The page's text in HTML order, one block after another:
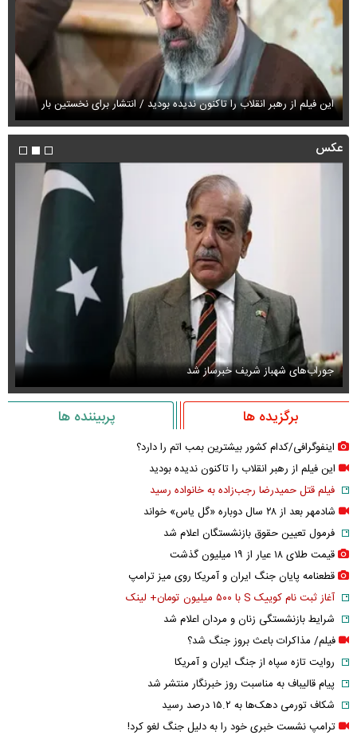
این فیلم از رهبر انقلاب را تاکنون ندیده بودید / انتشار برای نخستین بار
عکس
جوراب‌های شهباز شریف خبرساز شد
برگزیده ها پربیننده ها
اینفوگرافی/کدام کشور بیشترین بمب اتم را دارد؟
این فیلم از رهبر انقلاب را تاکنون ندیده بودید
فیلم قتل حمیدرضا رجب‌زاده به خانواده رسید
شادمهر بعد از ۲۸ سال دوباره «گل یاس» خواند
فرمول تعیین حقوق بازنشستگان اعلام شد
قیمت طلای ۱۸ عیار از ۱۹ میلیون گذشت
قطعنامه پایان جنگ ایران و آمریکا روی میز ترامپ
آغاز ثبت نام کوییک S با ۵۰۰ میلیون تومان+ لینک
شرایط بازنشستگی زنان و مردان اعلام شد
فیلم/ مذاکرات باعث بروز جنگ شد؟
روایت تازه سپاه از جنگ ایران و آمریکا
پیام قالیباف به مناسبت روز خبرنگار منتشر شد
شکاف تورمی دهک‌ها به ۱۵.۲ درصد رسید
ترامپ نشست خبری خود را به دلیل جنگ لغو کرد!